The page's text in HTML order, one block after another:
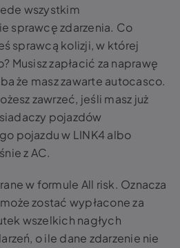
wszystkim
sprawcę zdarzenia. Co
sprawcą kolizji, w której
Musisz zapłacić za naprawę
że masz zawarte autocasco.
zawrzeć, jeśli masz już
pojazdów
pojazdu w LINK4 albo
z AC.
w formule All risk. Oznacza
zostać wypłacone za
wszelkich nagłych
o ile dane zdarzenie nie